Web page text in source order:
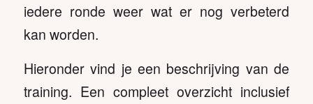
iedere ronde weer wat er nog verbeterd
kan worden.
Hieronder vind je een beschrijving van de
training. Een compleet overzicht inclusief